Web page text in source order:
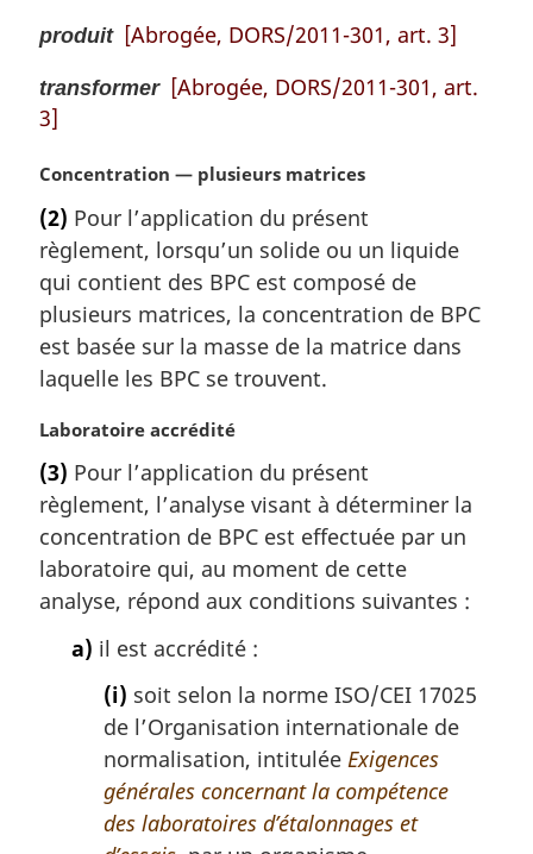
produit [Abrogée, DORS/2011-301, art. 3]
transformer [Abrogée, DORS/2011-301, art.
3]
N
t
e
m
a
r
g
i
a
l
e
:
Concentration — plusieurs matrices
(2) Pour l’application du présent
règlement, lorsqu’un solide ou un liquide
qui contient des BPC est composé de
plusieurs matrices, la concentration de BPC
est basée sur la masse de la matrice dans
laquelle les BPC se trouvent.
N
t
e
m
a
g
Laboratoire accrédité
(3) Pour l’application du présent
règlement, l’analyse visant à déterminer la
concentration de BPC est effectuée par un
laboratoire qui, au moment de cette
analyse, répond aux conditions suivantes :
a) il est accrédité :
(i) soit selon la norme ISO/CEI 17025
de l’Organisation internationale de
normalisation, intitulée Exigences
générales concernant la compétence
des laboratoires d’étalonnages et